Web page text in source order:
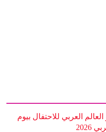
العربي للاحتفال بيوم
2026